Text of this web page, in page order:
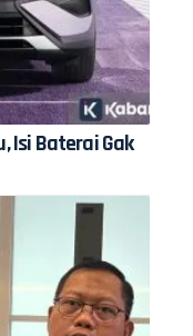
Isi Baterai Gak